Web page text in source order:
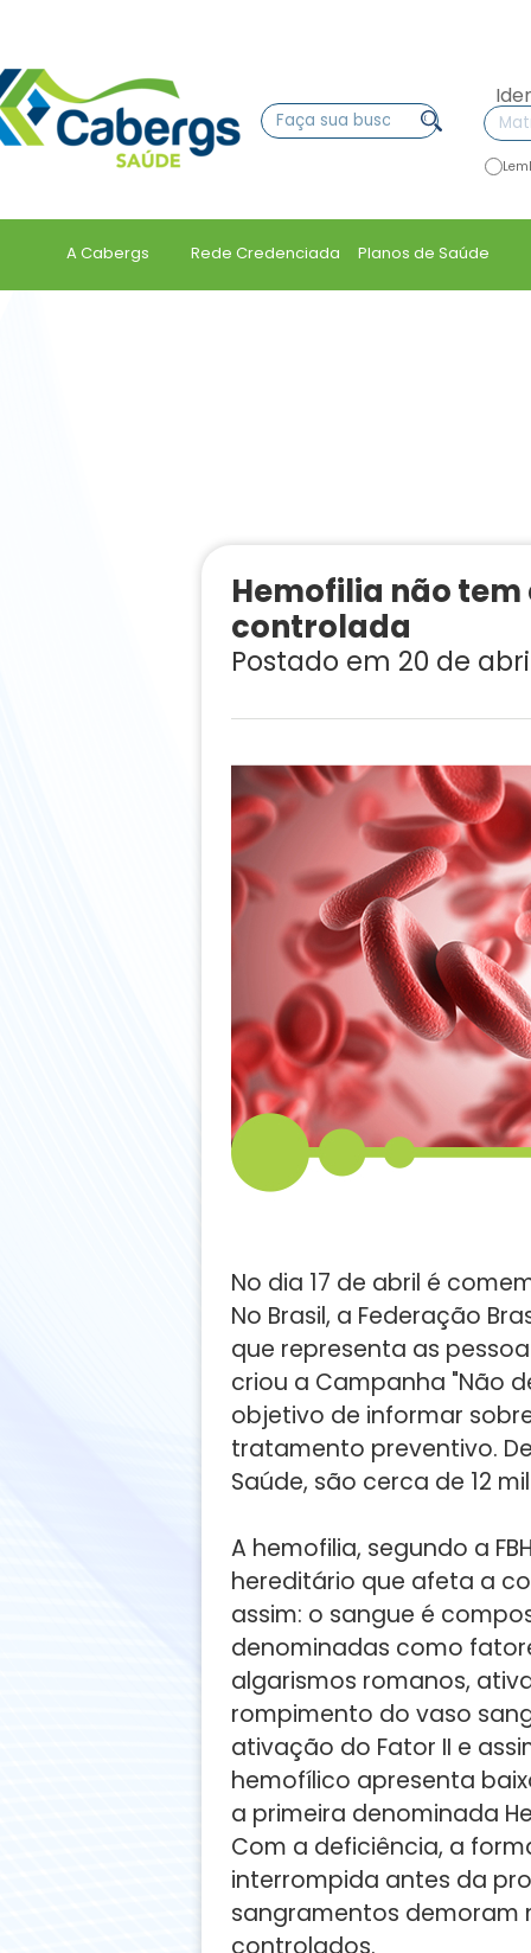
A Cabergs Rede Credenciada Planos de Saúde
Hemofilia não
controlada
Postado em 20 de
No dia 17 de abril é
No Brasil, a Federação
que representa as
criou a Campanha "Não
objetivo de informar
tratamento preventivo.
Saúde, são cerca de 12
A hemofilia, segundo a
hereditário que afeta a
assim: o sangue é
denominadas como
algarismos romanos,
rompimento do vaso
ativação do Fator II e
hemofílico apresenta
a primeira denominada
Com a deficiência, a
interrompida antes da
sangramentos demoram
controlados.